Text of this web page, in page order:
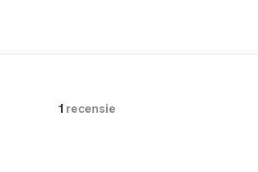
1 recensie